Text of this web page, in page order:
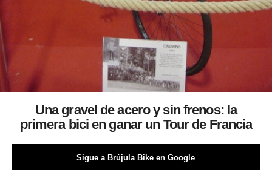
Una gravel de acero y sin frenos: la
primera bici en ganar un Tour de Francia
Sigue a Brújula Bike en Google